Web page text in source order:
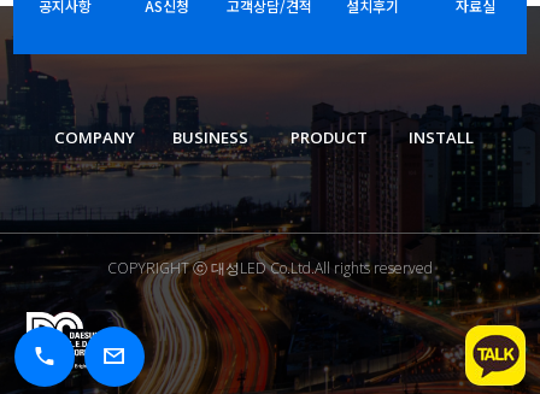
공지사항 AS신청 고객상담/견적 설치후기 자료실
COMPANY BUSINESS PRODUCT INSTALL
COPYRIGHT ⓒ 대성LED Co.Ltd.All rights reserved